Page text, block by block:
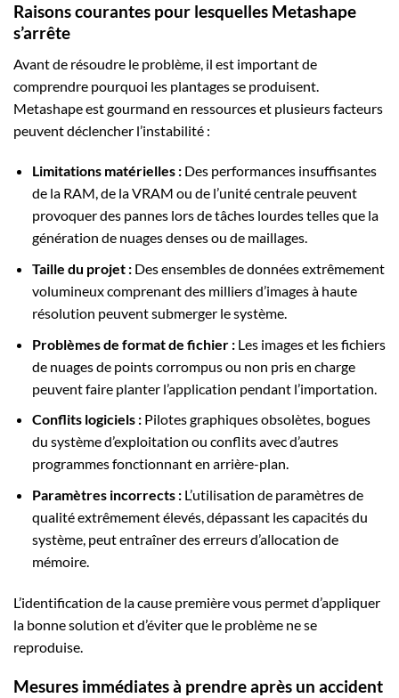
Raisons courantes pour lesquelles Metashape
s’arrête
Avant de résoudre le problème, il est important de
comprendre pourquoi les plantages se produisent.
Metashape est gourmand en ressources et plusieurs facteurs
peuvent déclencher l’instabilité :
Limitations matérielles :Des performances insuffisantes
de la RAM, de la VRAM ou de l’unité centrale peuvent
provoquer des pannes lors de tâches lourdes telles que la
génération de nuages denses ou de maillages.
Taille du projet :Des ensembles de données extrêmement
volumineux comprenant des milliers d’images à haute
résolution peuvent submerger le système.
Problèmes de format de fichier :Les images et les fichiers
de nuages de points corrompus ou non pris en charge
peuvent faire planter l’application pendant l’importation.
Conflits logiciels :Pilotes graphiques obsolètes, bogues
du système d’exploitation ou conflits avec d’autres
programmes fonctionnant en arrière-plan.
Paramètres incorrects :L’utilisation de paramètres de
qualité extrêmement élevés, dépassant les capacités du
système, peut entraîner des erreurs d’allocation de
mémoire.
L’identification de la cause première vous permet d’appliquer
la bonne solution et d’éviter que le problème ne se
reproduise.
Mesures immédiates à prendre après un accident